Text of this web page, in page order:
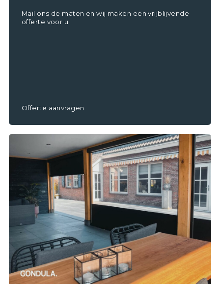
Mail ons de maten en wij maken een vrijblijvende
offerte voor u.
Offerte aanvragen